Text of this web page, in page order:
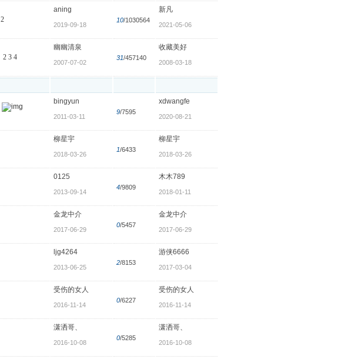
2
aning
2019-09-18
10/1030564
新凡
2021-05-06
2 3 4
幽幽清泉
2007-07-02
31/457140
收藏美好
2008-03-18
bingyun
2011-03-11
9/7595
xdwangfe
2020-08-21
柳星宇
2018-03-26
1/6433
柳星宇
2018-03-26
0125
2013-09-14
4/9809
木木789
2018-01-11
金龙中介
2017-06-29
0/5457
金龙中介
2017-06-29
ljg4264
2013-06-25
2/8153
游侠6666
2017-03-04
受伤的女人
2016-11-14
0/6227
受伤的女人
2016-11-14
潇洒哥、
2016-10-08
0/5285
潇洒哥、
2016-10-08